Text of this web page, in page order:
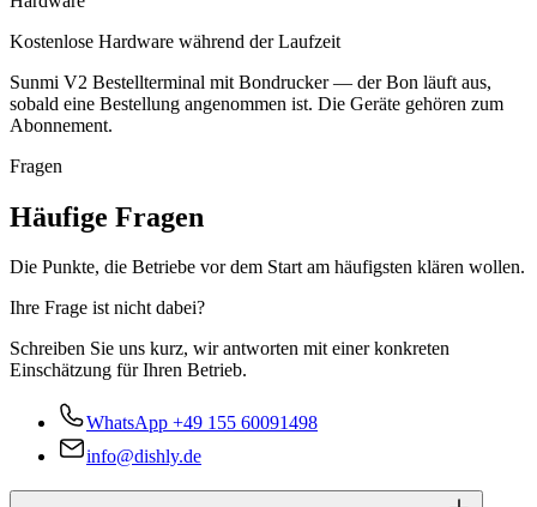
Kostenlose Hardware während der Laufzeit
Sunmi V2 Bestellterminal mit Bondrucker — der Bon läuft aus,
sobald eine Bestellung angenommen ist. Die Geräte gehören zum
Abonnement.
Fragen
Häufige Fragen
Die Punkte, die Betriebe vor dem Start am häufigsten klären wollen.
Ihre Frage ist nicht dabei?
Schreiben Sie uns kurz, wir antworten mit einer konkreten
Einschätzung für Ihren Betrieb.
WhatsApp +49 155 60091498
info@dishly.de